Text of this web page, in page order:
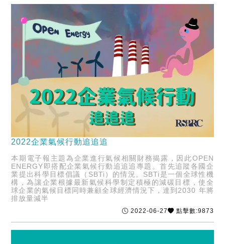
2022企業氣候行動追追追
本期電子報主題為企業進行氣候相關財務揭露，因此OPEN
ENERGY即搭配企業氣候行動追追追專題。首先追蹤各國企
業提出科學目標倡議（SBTi）的情況。SBTi是一個全球性機
構，為讓企業根據最新氣候科學制定積極的減碳目標，使全
球企業的氣候目標同時兼顧全球經濟情況下，達到2030 年將
排放量減半
2022-06-27 點擊數:9873